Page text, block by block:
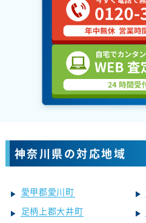
神奈川県の対応地域
愛甲郡愛川町
足柄上郡大井町